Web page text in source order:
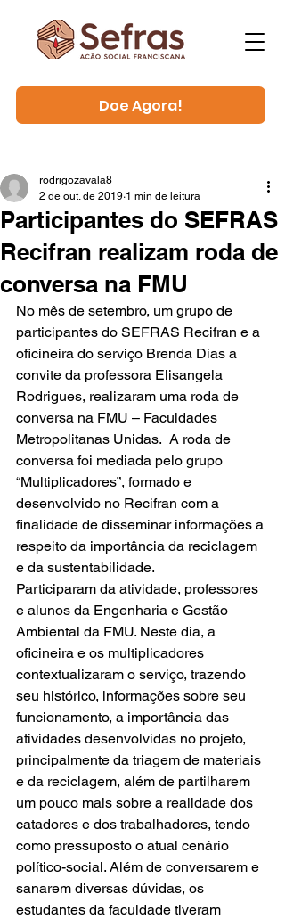
Doe Agora!
Participantes do SEFRAS
Recifran realizam roda de
conversa na FMU
rodrigozavala8
2 de out. de 2019 1 min de leitura
No mês de setembro, um grupo de
participantes do SEFRAS Recifran e a
oficineira do serviço Brenda Dias a
convite da professora Elisangela
Rodrigues, realizaram uma roda de
conversa na FMU – Faculdades
Metropolitanas Unidas.  A roda de
conversa foi mediada pelo grupo
“Multiplicadores”, formado e
desenvolvido no Recifran com a
finalidade de disseminar informações a
respeito da importância da reciclagem
e da sustentabilidade.
Participaram da atividade, professores
e alunos da Engenharia e Gestão
Ambiental da FMU. Neste dia, a
oficineira e os multiplicadores
contextualizaram o serviço, trazendo
seu histórico, informações sobre seu
funcionamento, a importância das
atividades desenvolvidas no projeto,
principalmente da triagem de materiais
e da reciclagem, além de partilharem
um pouco mais sobre a realidade dos
catadores e dos trabalhadores, tendo
como pressuposto o atual cenário
político-social. Além de conversarem e
sanarem diversas dúvidas, os
estudantes da faculdade tiveram